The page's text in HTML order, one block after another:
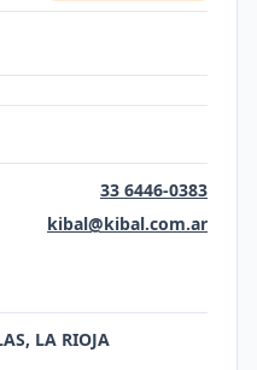
33 6446-0383
kibal@kibal.com.ar
LA RIOJA